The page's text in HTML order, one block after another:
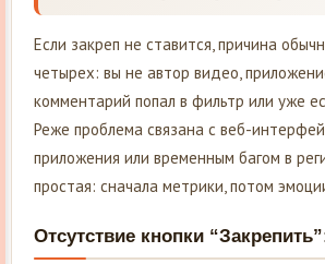
Если закреп не ставится, причина
четырех: вы не автор видео,
комментарий попал в фильтр или уже
Реже проблема связана с веб-
приложения или временным багом в
простая: сначала метрики, потом
Отсутствие кнопки